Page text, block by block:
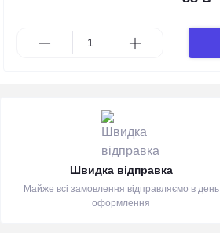
Швидка відправка
Майже всі замовлення відправляємо в день
оформлення